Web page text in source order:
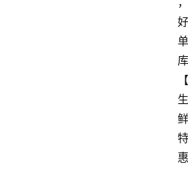
好
单
库
【
生
鲜
特
惠